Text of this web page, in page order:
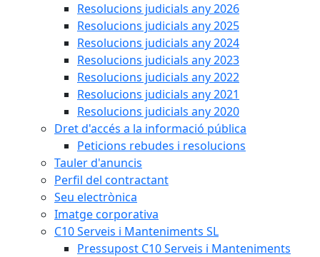
Resolucions judicials any 2026
Resolucions judicials any 2025
Resolucions judicials any 2024
Resolucions judicials any 2023
Resolucions judicials any 2022
Resolucions judicials any 2021
Resolucions judicials any 2020
Dret d'accés a la informació pública
Peticions rebudes i resolucions
Tauler d'anuncis
Perfil del contractant
Seu electrònica
Imatge corporativa
C10 Serveis i Manteniments SL
Pressupost C10 Serveis i Manteniments